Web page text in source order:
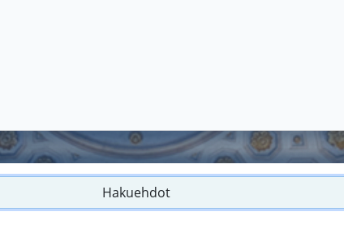
Hakuehdot